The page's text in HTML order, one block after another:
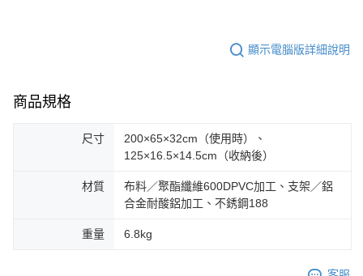
顯示電腦版詳細說明
商品規格
尺寸
200×65×32cm（使用時）、
125×16.5×14.5cm（收納後）
材質
布料／聚酯纖維600DPVC加工、支架／鋁
合金耐酸鋁加工、不銹鋼188
重量 6.8kg